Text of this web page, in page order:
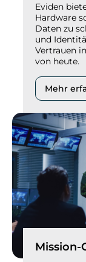
Eviden
Hardware
Daten zu
und
Vertrauen
von heute.
Mehr
Mission-